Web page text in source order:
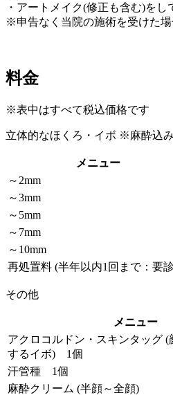
・アートメイク(修正も含む)をし
※申告なく当院の施術を受けた場
料金
※表中はすべて税込価格です
立体的なほくろ・イボ ※麻酔込み
メニュー
～2mm
～3mm
～5mm
～7mm
～10mm
再処置料 (半年以内1回まで：要
その他
メニュー
アクロコルドン・スキンタッグ (
するイボ) 1個
汗管種 1個
麻酔クリーム (半顔～全顔)